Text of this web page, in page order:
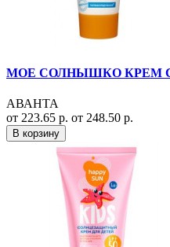
МОЕ СОЛНЫШКО КРЕМ
АВАНТА
от 223.65 р. от 248.50 р.
В корзину